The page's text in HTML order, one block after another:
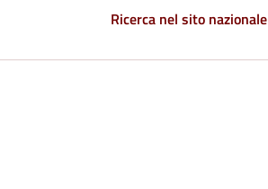
Ricerca nel sito nazionale